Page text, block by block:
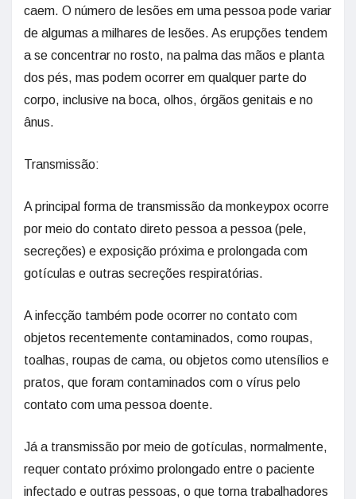
caem. O número de lesões em uma pessoa pode variar
de algumas a milhares de lesões. As erupções tendem
a se concentrar no rosto, na palma das mãos e planta
dos pés, mas podem ocorrer em qualquer parte do
corpo, inclusive na boca, olhos, órgãos genitais e no
ânus.
Transmissão:
A principal forma de transmissão da monkeypox ocorre
por meio do contato direto pessoa a pessoa (pele,
secreções) e exposição próxima e prolongada com
gotículas e outras secreções respiratórias.
A infecção também pode ocorrer no contato com
objetos recentemente contaminados, como roupas,
toalhas, roupas de cama, ou objetos como utensílios e
pratos, que foram contaminados com o vírus pelo
contato com uma pessoa doente.
Já a transmissão por meio de gotículas, normalmente,
requer contato próximo prolongado entre o paciente
infectado e outras pessoas, o que torna trabalhadores